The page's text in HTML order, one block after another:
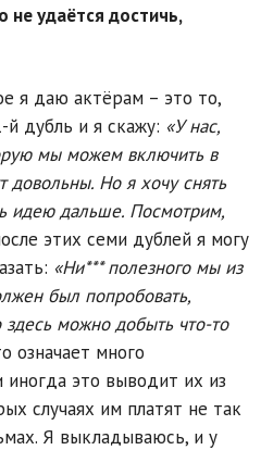
не удаётся достичь,
я даю актёрам – это то,
дубль и я скажу: «У нас,
мы можем включить в
довольны. Но я хочу снять
идею дальше. Посмотрим,
этих семи дублей я могу
«Ни*** полезного мы из
был попробовать,
здесь можно добыть что-то
означает много
это выводит их из
случаях им платят не так
Я выкладываюсь, и у